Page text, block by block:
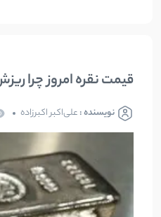
قیمت نقره امروز چرا
نویسنده :علی‌اکبر اکبرزاده